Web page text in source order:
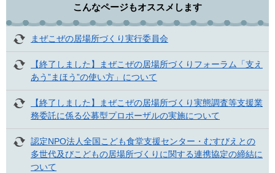
こんなページもオススメします
まぜこぜの居場所づくり実行委員会
【終了しました】まぜこぜの居場所づくりフォーラム「支え
あう”まほう”の使い方」について
【終了しました】まぜこぜの居場所づくり実態調査等支援業
務委託に係る公募型プロポーザルの実施について
認定NPO法人全国こども食堂支援センター・むすびえとの
多世代及びこどもの居場所づくりに関する連携協定の締結に
ついて